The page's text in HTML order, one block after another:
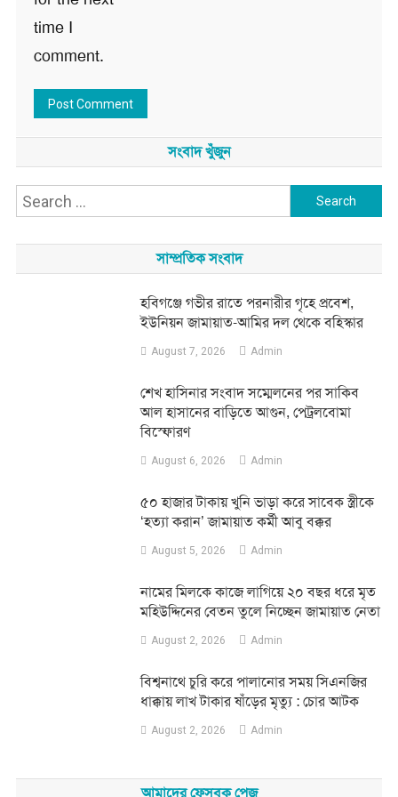
time I
comment.
সংবাদ খুঁজুন
Search
সাম্প্রতিক সংবাদ
হবিগঞ্জে গভীর রাতে পরনারীর গৃহে প্রবেশ,
ইউনিয়ন জামায়াত-আমির দল থেকে বহিস্কার
August 7, 2026 Admin
শেখ হাসিনার সংবাদ সম্মেলনের পর সাকিব
আল হাসানের বাড়িতে আগুন, পেট্রলবোমা
বিস্ফোরণ
August 6, 2026 Admin
৫০ হাজার টাকায় খুনি ভাড়া করে সাবেক স্ত্রীকে
‘হত্যা করান’ জামায়াত কর্মী আবু বক্কর
August 5, 2026 Admin
নামের মিলকে কাজে লাগিয়ে ২০ বছর ধরে মৃত
মহিউদ্দিনের বেতন তুলে নিচ্ছেন জামায়াত নেতা
August 2, 2026 Admin
‎বিশ্বনাথে চুরি করে পালানোর সময় সিএনজির
ধাক্কায় লাখ টাকার ষাঁড়ের মৃত্যু : চোর আটক
August 2, 2026 Admin
আমাদের ফেসবুক পেজ